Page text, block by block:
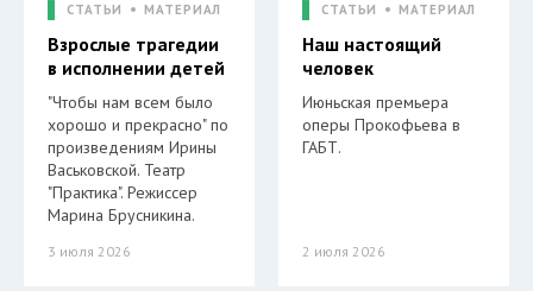
СТАТЬИ МАТЕРИАЛ
Взрослые трагедии
в исполнении детей
"Чтобы нам всем было
хорошо и прекрасно" по
произведениям Ирины
Васьковской. Театр
"Практика". Режиссер
Марина Брусникина.
3 июля 2026
СТАТЬИ МАТЕРИАЛ
Наш настоящий
человек
Июньская премьера
оперы Прокофьева в
ГАБТ.
2 июля 2026